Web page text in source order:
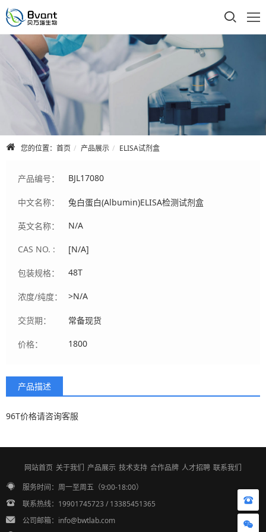
首页
公司介绍
产品展示
技术支持
人才招聘
联系我们
您的位置： 首页 产品展示 ELISA试剂盒
产品编号： BJL17080
中文名称： 兔白蛋白(Albumin)ELISA检测试剂盒
英文名称： N/A
CAS NO. : [N/A]
包装规格： 48T
浓度/纯度： >N/A
交货期： 常备现货
价格： 1800
产品描述
96T价格请咨询客服
网站首页 关于我们 产品展示 技术支持 合作品牌 人才招聘 联系我们
服务时间：周一至周五（9:00-18:00）
联系热线：19901745723 / 13385451365
公司邮箱：info@bwtlab.com